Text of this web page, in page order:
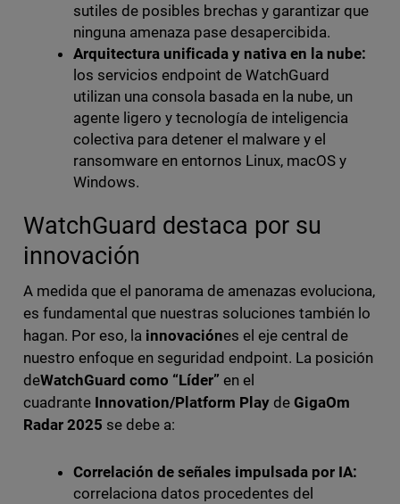
sutiles de posibles brechas y garantizar que
ninguna amenaza pase desapercibida.
Arquitectura unificada y nativa en la nube:
los servicios endpoint de WatchGuard
utilizan una consola basada en la nube, un
agente ligero y tecnología de inteligencia
colectiva para detener el malware y el
ransomware en entornos Linux, macOS y
Windows.
WatchGuard destaca por su
innovación
A medida que el panorama de amenazas evoluciona,
es fundamental que nuestras soluciones también lo
hagan. Por eso, lainnovaciónes el eje central de
nuestro enfoque en seguridad endpoint. La posición
deWatchGuard como “Líder” en el
cuadranteInnovation/Platform PlaydeGigaOm
Radar 2025 se debe a:
Correlación de señales impulsada por IA:
correlaciona datos procedentes del